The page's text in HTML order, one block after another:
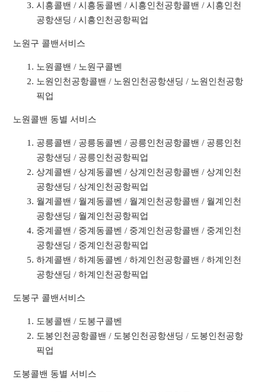
시흥콜밴 / 시흥동콜벤 / 시흥인천공항콜밴 / 시흥인천
공항샌딩 / 시흥인천공항픽업
노원구 콜밴서비스
노원콜밴 / 노원구콜벤
노원인천공항콜밴 / 노원인천공항샌딩 / 노원인천공항
픽업
노원콜밴 동별 서비스
공릉콜밴 / 공릉동콜벤 / 공릉인천공항콜밴 / 공릉인천
공항샌딩 / 공릉인천공항픽업
상계콜밴 / 상계동콜벤 / 상계인천공항콜밴 / 상계인천
공항샌딩 / 상계인천공항픽업
월계콜밴 / 월계동콜벤 / 월계인천공항콜밴 / 월계인천
공항샌딩 / 월계인천공항픽업
중계콜밴 / 중계동콜벤 / 중계인천공항콜밴 / 중계인천
공항샌딩 / 중계인천공항픽업
하계콜밴 / 하계동콜벤 / 하계인천공항콜밴 / 하계인천
공항샌딩 / 하계인천공항픽업
도봉구 콜밴서비스
도봉콜밴 / 도봉구콜벤
도봉인천공항콜밴 / 도봉인천공항샌딩 / 도봉인천공항
픽업
도봉콜밴 동별 서비스